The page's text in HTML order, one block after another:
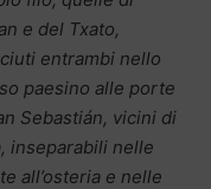
e del Txato,
entrambi nello
paesino alle porte
Sebastián, vicini di
inseparabili nelle
all’osteria e nelle